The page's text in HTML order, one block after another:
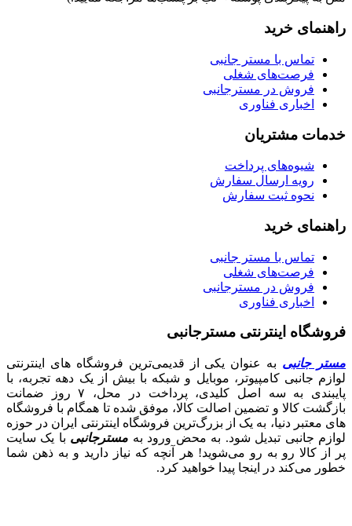
راهنمای خرید
تماس با مستر جانبی
فرصت‌های شغلی
فروش در مسترجانبی
اخباری فناوری
خدمات مشتریان
شیوه‌های پرداخت
رویه ارسال سفارش
نحوه ثبت سفارش
راهنمای خرید
تماس با مستر جانبی
فرصت‌های شغلی
فروش در مسترجانبی
اخباری فناوری
فروشگاه اینترنتی مسترجانبی
مستر جانبی به عنوان یکی از قدیمی‌ترین فروشگاه های اینترنتی
لوازم جانبی کامپیوتر، موبایل و شبکه با بیش از یک دهه تجربه، با
پایبندی به سه اصل کلیدی، پرداخت در محل، ۷ روز ضمانت
بازگشت کالا و تضمین اصالت کالا، موفق شده تا همگام با فروشگاه‌
های معتبر دنیا، به یک از بزرگ‌ترین فروشگاه اینترنتی ایران در حوزه
لوازم جانبی تبدیل شود. به محض ورود به مسترجانبی با یک سایت
پر از کالا رو به رو می‌شوید! هر آنچه که نیاز دارید و به ذهن شما
خطور می‌کند در اینجا پیدا خواهید کرد.